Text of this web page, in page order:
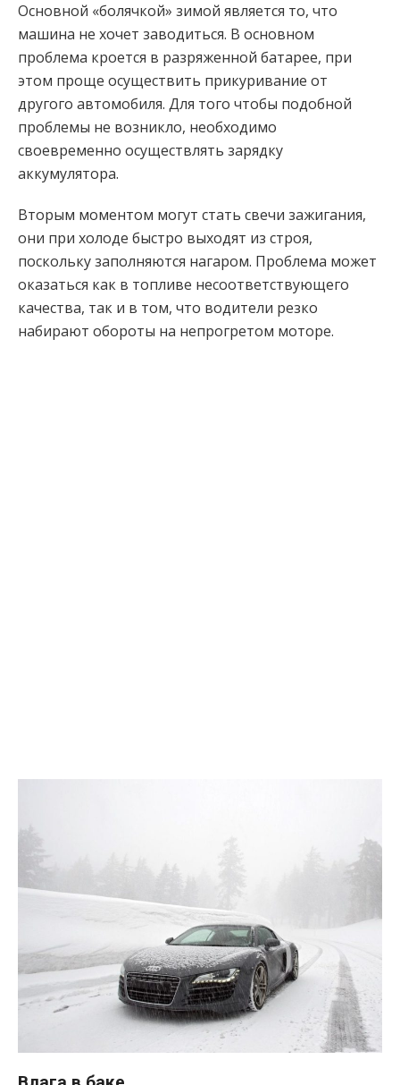
Основной «болячкой» зимой является то, что
машина не хочет заводиться. В основном
проблема кроется в разряженной батарее, при
этом проще осуществить прикуривание от
другого автомобиля. Для того чтобы подобной
проблемы не возникло, необходимо
своевременно осуществлять зарядку
аккумулятора.
Вторым моментом могут стать свечи зажигания,
они при холоде быстро выходят из строя,
поскольку заполняются нагаром. Проблема может
оказаться как в топливе несоответствующего
качества, так и в том, что водители резко
набирают обороты на непрогретом моторе.